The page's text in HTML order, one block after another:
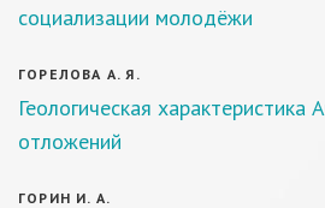
социализации молодёжи
ГОРЕЛОВА А. Я.
Геологическая характеристика
отложений
ГОРИН И. А.